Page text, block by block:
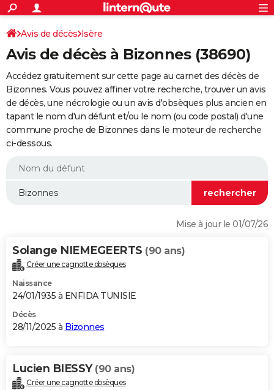
ACTUALITÉS
Politique
Société
Faits Divers
Education
Monde
Villes
+
SPORT
Coupe du monde 2026
Football
Tennis
Cyclisme
Rugby
Forum
Programme TV
TNT
Streaming
Cinéma
Sorties cinéma
Musique
+
FINANCE
Retraite
Epargne
Immobilier
Risques naturels par ville
Assurance
AUTO
Essais
Réserver un essai
Citadines
Berlines
SUV
Forum auto
+HIGH-TECH
BRICOLAGE
WEEK-END
Alimentation
Guide de la santé
Maladies
Médicaments
Sommeil
VOYAGE
Destinations
City break
Voyage nature
Voyage de noces
Forum
Climat
+PHOTO
GUIDES D'ACHAT
CARTE DE VOEUX
Carte de Noël
Carte Bonne année
Carte Saint-Valentin
Carte Pâques
Carte d'anniversaire
DICTIONNAIRE
Avis de décès Isère
Avis de décès à Bizonnes (38690)
Accédez gratuitement sur cette page au carnet des décès de
Bizonnes. Vous pouvez affiner votre recherche, trouver un avis
de décès, une nécrologie ou un avis d'obsèques plus ancien en
tapant le nom d'un défunt et/ou le nom (ou code postal) d'une
commune proche de Bizonnes dans le moteur de recherche
ci-dessous.
Mise à jour le 01/07/26
Solange NIEMEGEERTS (90 ans)
Créer une cagnotte obsèques
Naissance
24/01/1935 à ENFIDA TUNISIE
Décès
28/11/2025 à Bizonnes
Lucien BIESSY (90 ans)
Créer une cagnotte obsèques